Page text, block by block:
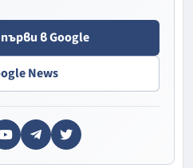
в Google
News